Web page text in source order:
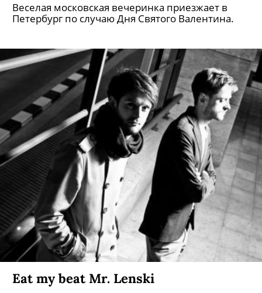
Веселая московская вечеринка приезжает в
Петербург по случаю Дня Святого Валентина.
Eat my beat Mr. Lenski